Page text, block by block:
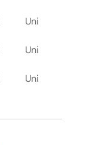
Uni
Uni
Uni